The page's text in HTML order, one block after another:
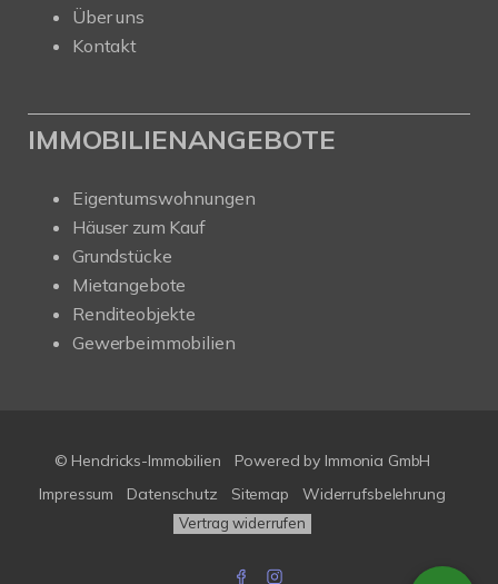
Über uns
Kontakt
IMMOBILIENANGEBOTE
Eigentumswohnungen
Häuser zum Kauf
Grundstücke
Mietangebote
Renditeobjekte
Gewerbeimmobilien
© Hendricks-Immobilien
Powered by Immonia GmbH
Impressum
Datenschutz Sitemap Widerrufsbelehrung
Vertrag widerrufen